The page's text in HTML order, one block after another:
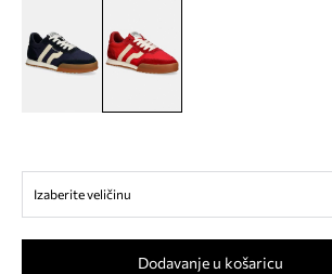
Izaberite veličinu
Dodavanje u košaricu